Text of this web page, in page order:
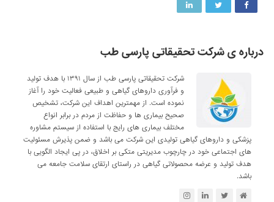
درباره ی شرکت تحقیقاتی پارسی طب
شرکت تحقیقاتی پارسی طب از سال ۱۳۹۱ با هدف تولید
و فرآوری داروهای گیاهی و طبیعی فعالیت خود را آغاز
نموده است. از مهمترین اهداف این شرکت، تشخیص
صحیح بیماری ها و حفاظت از مردم در برابر انواع
مختلف بیماری های رایج با استفاده از سیستم مشاوره
پزشکی و داروهای گیاهی تولیدی این شرکت می باشد و ضمن پذیرش مسئولیت
های اجتماعی خود در چارچوب مدیریتی متکی بر اخلاق، در پی ایجاد الگویی با
هدف تولید و عرضه محصولاتی گیاهی در راستای ارتقای سلامت جامعه می
باشد.